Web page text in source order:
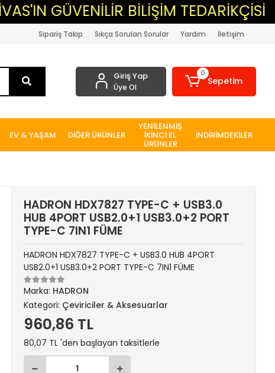
BİLİŞİM TEDARİKÇİSİ
Sipariş Takip Sıkça Sorulan Sorular Yardım İletişim
Giriş Yap
Üye Ol
0
Sepetim
EV & YAŞAM DİĞER ÜRÜNLER
YENİLENMİŞ
İKİNCİ EL
ÜRÜNLER
İNDİRİMDEKİLER
HADRON HDX7827 TYPE-C + USB3.0
HUB 4PORT USB2.0+1 USB3.0+2 PORT
TYPE-C 7IN1 FÜME
HADRON HDX7827 TYPE-C + USB3.0 HUB 4PORT
USB2.0+1 USB3.0+2 PORT TYPE-C 7IN1 FÜME
Marka: HADRON
Kategori: Çeviriciler & Aksesuarlar
960,86 TL
80,07 TL 'den başlayan taksitlerle